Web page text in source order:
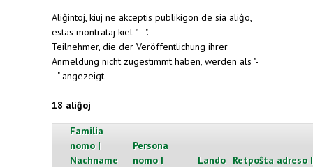
Aliĝintoj, kiuj ne akceptis publikigon de sia aliĝo,
estas montrataj kiel "---".
Teilnehmer, die der Veröffentlichung ihrer
Anmeldung nicht zugestimmt haben, werden als "-
--" angezeigt.
18 aliĝoj
Familia
nomo |
Nachname
Persona
nomo |
Lando
Retpoŝta adreso